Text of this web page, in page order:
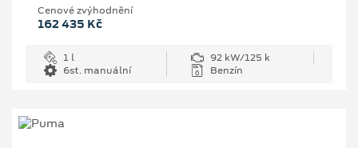
Cenové zvýhodnění
162 435 Kč
1 l
92 kW/125 k
6st. manuální
Benzín